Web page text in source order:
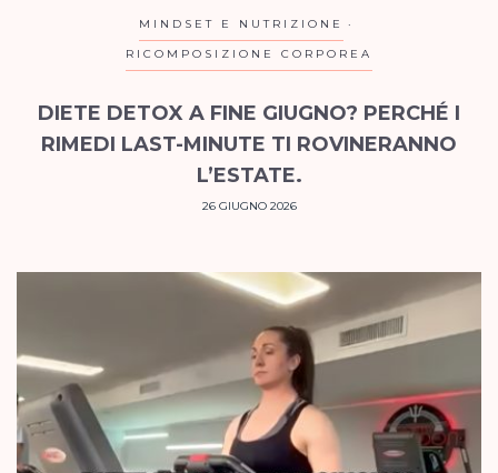
MINDSET E NUTRIZIONE
RICOMPOSIZIONE CORPOREA
DIETE DETOX A FINE GIUGNO? PERCHÉ I
RIMEDI LAST-MINUTE TI ROVINERANNO
L’ESTATE.
26 GIUGNO 2026